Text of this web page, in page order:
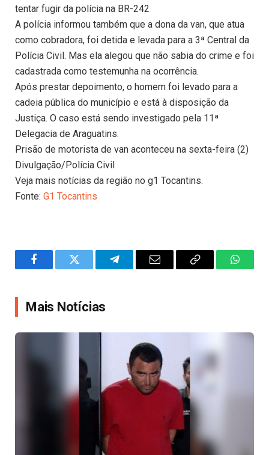
tentar fugir da polícia na BR-242
A polícia informou também que a dona da van, que atua
como cobradora, foi detida e levada para a 3ª Central da
Polícia Civil. Mas ela alegou que não sabia do crime e foi
cadastrada como testemunha na ocorrência.
Após prestar depoimento, o homem foi levado para a
cadeia pública do município e está à disposição da
Justiça. O caso está sendo investigado pela 11ª
Delegacia de Araguatins.
Prisão de motorista de van aconteceu na sexta-feira (2)
Divulgação/Polícia Civil
Veja mais notícias da região no g1 Tocantins.
Fonte: G1 Tocantins
FacebookTwitter TelegramEmail
Copy
Mais Notícias